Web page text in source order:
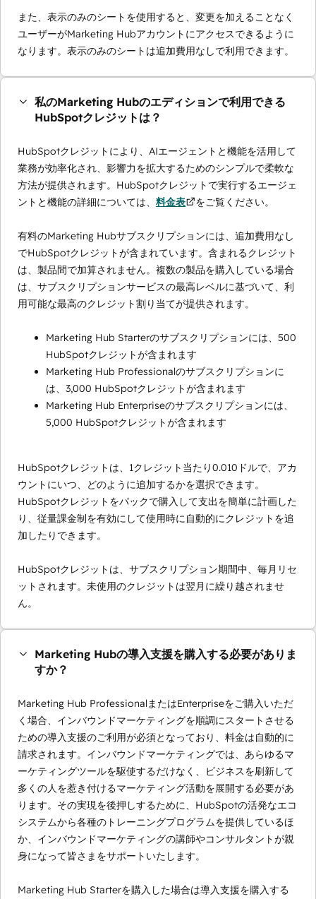
また、表示のみのシートを使用すると、変更を加えることなく
ユーザーがMarketing Hubアカウントにアクセスできるように
なります。表示のみのシートは追加費用なしで利用できます。
私のMarketing Hubのエディションで利用できる
HubSpotクレジットは？
HubSpotクレジットにより、AIエージェントと機能を活用して
業務が効率化され、影響力を拡大するためのシンプルで柔軟な
方法が提供されます。HubSpotクレジットで実行するエージェ
ントと機能の詳細については、 料金表 をご覧ください。
有料のMarketing Hubサブスクリプションには、追加費用なし
でHubSpotクレジットが含まれています。含まれるクレジット
は、製品間で加算されません。複数の製品を購入している場合
は、サブスクリプションサービスの最高レベルに基づいて、利
用可能な最高のクレジット割り当てが提供されます。
Marketing Hub Starterのサブスクリプションには、500
HubSpotクレジットが含まれます
Marketing Hub Professionalのサブスクリプションに
は、3,000 HubSpotクレジットが含まれます
Marketing Hub Enterpriseのサブスクリプションには、
5,000 HubSpotクレジットが含まれます
HubSpotクレジットは、1クレジット当たり0.010ドルで、アカ
ウントにいつ、どのように追加するかを選択できます。
HubSpotクレジットをパックで購入して支出を簡単に計画した
り、従量課金制を有効にして使用時に自動的にクレジットを追
加したりできます。
HubSpotクレジットは、サブスクリプション期間中、毎月リセ
ットされます。未使用のクレジットは翌月に繰り越されませ
ん。
Marketing Hubの導入支援を購入する必要がありま
すか？
Marketing Hub ProfessionalまたはEnterpriseをご購入いただ
く場合、インバウンドマーケティングを順調にスタートさせる
ための導入支援のご利用が必須となっており、料金は自動的に
請求されます。インバウンドマーケティングでは、あらゆるマ
ーケティングツールを駆使するだけなく、ビジネスを刷新して
多くの人を惹き付けるマーケティング活動を展開する必要があ
ります。その実現を後押しするために、HubSpotの活発なエコ
システムから各種のトレーニングプログラムを提供しているほ
か、インバウンドマーケティングの講師やコンサルタントが親
身になって皆さまをサポートいたします。
Marketing Hub Starterを購入した場合は導入支援を購入する